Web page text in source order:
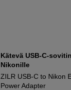
Kätevä USB-C-
Nikonille
ZILR USB-C to Nikon
Power Adapter